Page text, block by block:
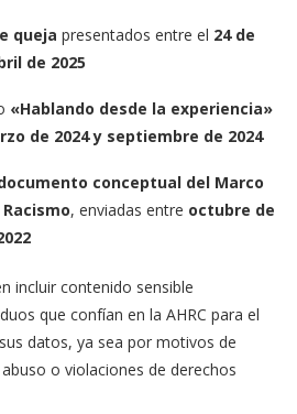
queja presentados entre el 24 de
de 2025
«Hablando desde la experiencia»
de 2024 y septiembre de 2024
conceptual del Marco
, enviadas entre octubre de
incluir contenido sensible
que confían en la AHRC para el
datos, ya sea por motivos de
o violaciones de derechos